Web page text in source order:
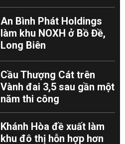
An Bình Phát Holdings
làm khu NOXH ở Bồ Đề,
Long Biên
Cầu Thượng Cát trên
Vành đai 3,5 sau gần một
năm thi công
Khánh Hòa đề xuất làm
khu đô thị hỗn hợp hơn